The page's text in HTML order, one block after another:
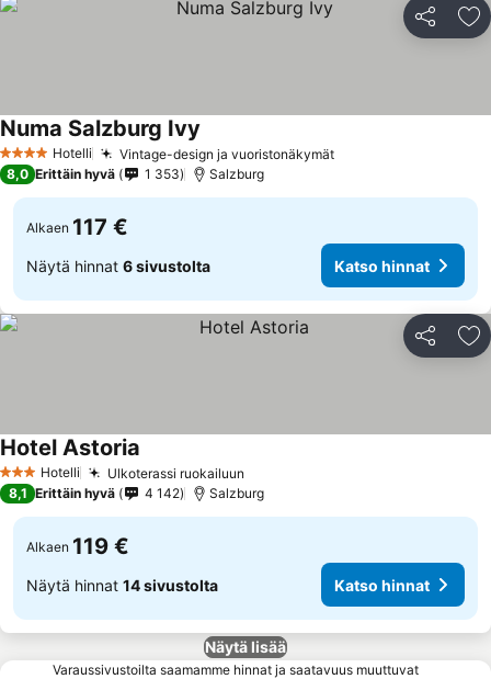
Jaa
4 Tähtiluokitus
Hotelli Vintage-design ja vuoristonäkymät
Numa Salzburg Ivy
8,0 Erittäin hyvä 1 353 Salzburg
Alkaen 117 €
Näytä hinnat 6 sivustolta Katso hinnat
Jaa
3 Tähtiluokitus
Hotelli Ulkoterassi ruokailuun
Hotel Astoria
8,1 Erittäin hyvä 4 142 Salzburg
Alkaen 119 €
Näytä hinnat 14 sivustolta Katso hinnat
Näytä lisää
Varaussivustoilta saamamme hinnat ja saatavuus muuttuvat